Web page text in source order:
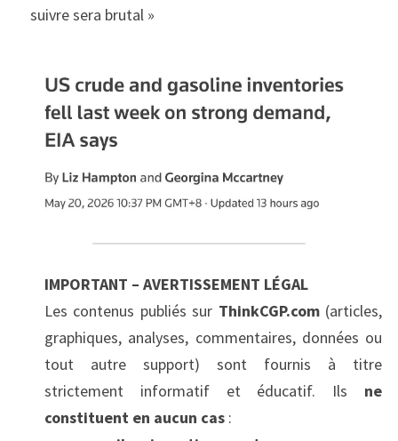
suivre sera brutal »
IMPORTANT – AVERTISSEMENT LÉGAL
Les contenus publiés sur ThinkCGP.com (articles,
graphiques, analyses, commentaires, données ou
tout autre support) sont fournis à titre
strictement informatif et éducatif. Ils ne
constituent en aucun cas :